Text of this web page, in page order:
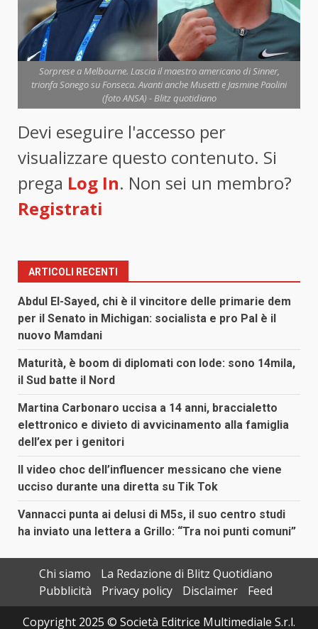
Sorprese a Melbourne. Lascia il maestro americano di Sinner,
trionfa Sonego su Fonseca. Avanti anche Musetti e Jasmine Paolini
(foto ANSA) - Blitz quotidiano
Devi eseguire l'accesso per
visualizzare questo contenuto. Si
prega Log In. Non sei un membro?
Registrati
ARTICOLI RECENTI
Abdul El-Sayed, chi è il vincitore delle primarie dem
per il Senato in Michigan: socialista e pro Pal è il
nuovo Mamdani
Maturità, è boom di diplomati con lode: sono 14mila,
il Sud batte il Nord
Martina Carbonaro uccisa a 14 anni, braccialetto
elettronico e divieto di avvicinamento alla famiglia
dell’ex per i genitori
Il video choc dell’influencer messicano che viene
ucciso durante una diretta su Tik Tok
Vannacci punta ai delusi di M5s, il suo centro studi
ha inviato una lettera a Grillo: “Tra noi punti comuni”
Chi siamo
La Redazione di Blitz Quotidiano
Pubblicità
Privacy policy Disclaimer
Feed
Copyright 2025 © Società Editrice Multimediale S.r.l.